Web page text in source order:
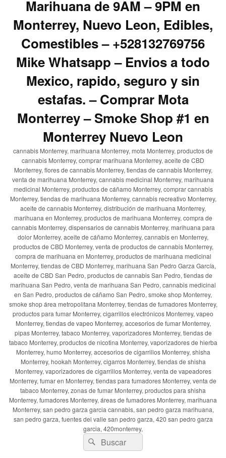
Marihuana de 9AM – 9PM en
Monterrey, Nuevo Leon, Edibles,
Comestibles – +528132769756
Mike Whatsapp – Envios a todo
Mexico, rapido, seguro y sin
estafas. – Comprar Mota
Monterrey – Smoke Shop #1 en
Monterrey Nuevo Leon
cannabis Monterrey, marihuana Monterrey, mota Monterrey, productos de
cannabis Monterrey, comprar marihuana Monterrey, aceite de CBD
Monterrey, flores de cannabis Monterrey, tiendas de cannabis Monterrey,
venta de marihuana Monterrey, cannabis medicinal Monterrey, marihuana
medicinal Monterrey, productos de cáñamo Monterrey, comprar cannabis
Monterrey, tiendas de marihuana Monterrey, cannabis recreativo Monterrey,
aceite de cannabis Monterrey, distribución de marihuana Monterrey,
marihuana en Monterrey, productos de marihuana Monterrey, compra de
cannabis Monterrey, dispensarios de cannabis Monterrey, marihuana para
dolor Monterrey, aceite de cáñamo Monterrey, cannabis en Monterrey,
productos de CBD Monterrey, venta de productos de cannabis Monterrey,
compra de marihuana en Monterrey, productos de marihuana medicinal
Monterrey, tiendas de CBD Monterrey, marihuana San Pedro Garza García,
aceite de CBD San Pedro, productos de cannabis San Pedro, tiendas de
marihuana San Pedro, venta de marihuana San Pedro, cannabis medicinal
en San Pedro, productos de cáñamo San Pedro, smoke shop Monterrey,
smoke shop área metropolitana Monterrey, tiendas de fumadores Monterrey,
productos para fumar Monterrey, cigarrillos electrónicos Monterrey, vapeo
Monterrey, tiendas de vapeo Monterrey, accesorios de fumar Monterrey,
pipas Monterrey, tabaco Monterrey, vaporizadores Monterrey, tiendas de
tabaco Monterrey, productos de nicotina Monterrey, vaporizadores de hierba
Monterrey, humo Monterrey, accesorios de cigarrillos Monterrey, shisha
Monterrey, hookah Monterrey, cigarros Monterrey, tiendas de shisha
Monterrey, vaporizadores de cigarrillos Monterrey, venta de vapeadores
Monterrey, fumar en Monterrey, tiendas para fumadores Monterrey, venta de
tabaco Monterrey, zonas de fumar Monterrey, productos para shisha
Monterrey, fumadores Monterrey, áreas de fumadores Monterrey, marihuana
Monterrey, san pedro garza garcia cannabis, san pedro garza marihuana,
san pedro garza, fuentes del valle san pedro garza, 420 san pedro garza
garcia, 420monterrey,
Buscar
por:
Buscar